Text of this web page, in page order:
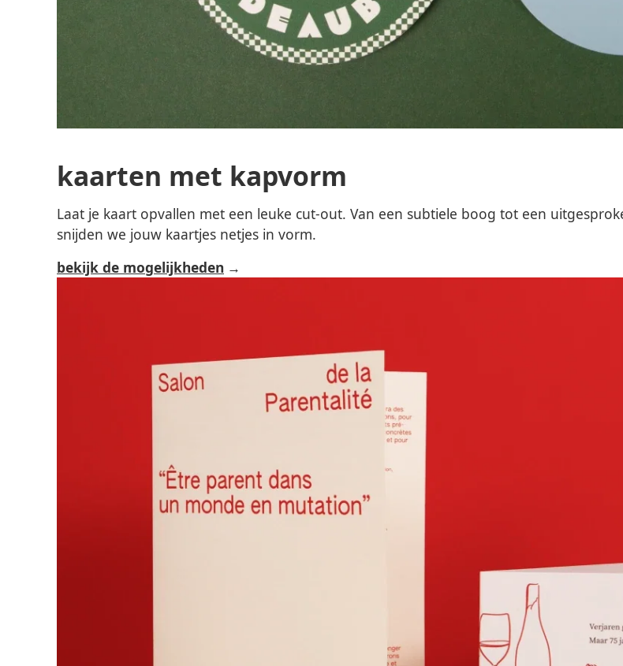
kaarten met kapvorm
Laat je kaart opvallen met een leuke cut-out. Van een subtiele boog tot een
snijden we jouw kaartjes netjes in vorm.
bekijk de mogelijkheden